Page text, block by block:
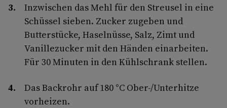
Inzwischen das Mehl für den Streusel in eine
Schüssel sieben. Zucker zugeben und
Butterstücke, Haselnüsse, Salz, Zimt und
Vanillezucker mit den Händen einarbeiten.
Für 30 Minuten in den Kühlschrank stellen.
Das Backrohr auf 180 °C Ober-/Unterhitze
vorheizen.